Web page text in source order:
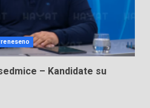
– Kandidate su